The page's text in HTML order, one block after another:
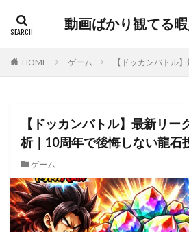
動画ばかり観てる
HOME ゲーム 【ドッカンバトル
【ドッカンバトル】最新リー
析｜10周年で後悔しない龍石
ゲーム